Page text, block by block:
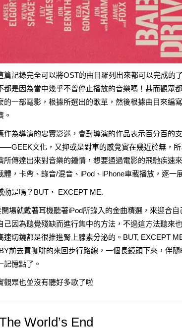
篇記錄完全可以將OST的曲目羅列出來都可以完成的
都是因為當中幾乎不曾停止播放的音樂嗎！甚而觀眾
的一部電影，根據所選出的歌單，然後根據曲目來編
。
作為導演的忠實影迷，會對導演的作品表示百分百的
文化，又抑或是對車的感覺實在幾近於無，
所傳達出來對音樂的鍾情，想要通過電影的飛馳疾速
體，卡帶、錄音/混音、iPod、iPhone車載播放，逐一
動是嗎？BUT， EXCEPT ME.
場就戴著耳機聽著iPod所錄入的金曲精選，來迎合
己因為聽覺殘缺而進行集中的方法，不過這方法聽來
速切鏡都是很推進腎上腺素分泌的。BUT, EXCEPT
前去買咖啡的來回步行路線，一個長鏡頭下來，伴
記憶點了。
眾也並沒有聽好多歌了啦
World’s End